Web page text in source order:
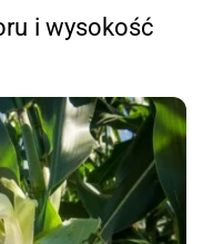
i wysokość